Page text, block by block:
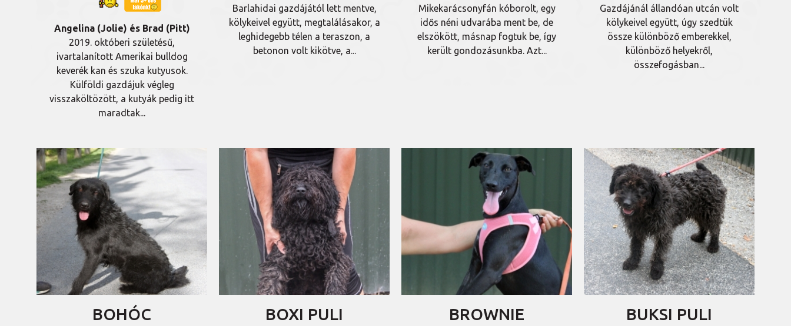
Angelina (Jolie) és Brad (Pitt)
2019. októberi születésű,
ivartalanított Amerikai bulldog
keverék kan és szuka kutyusok.
Külföldi gazdájuk végleg
visszaköltözött, a kutyák pedig itt
maradtak...
Barlahidai gazdájától lett mentve,
kölykeivel együtt, megtalálásakor, a
leghidegebb télen a teraszon, a
betonon volt kikötve, a...
Mikekarácsonyfán kóborolt, egy
idős néni udvarába ment be, de
elszökött, másnap fogtuk be, így
került gondozásunkba. Azt...
Gazdájánál állandóan utcán volt
kölykeivel együtt, úgy szedtük
össze különböző emberekkel,
különböző helyekről,
összefogásban...
BOHÓC BOXI PULI BROWNIE BUKSI PULI